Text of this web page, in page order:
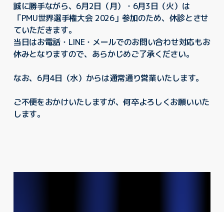
誠に勝手ながら、6月2日（月）・6月3日（火）は
「PMU世界選手権大会 2026」参加のため、休診とさせ
ていただきます。
当日はお電話・LINE・メールでのお問い合わせ対応もお
休みとなりますので、あらかじめご了承ください。
なお、6月4日（水）からは通常通り営業いたします。
ご不便をおかけいたしますが、何卒よろしくお願いいた
します。